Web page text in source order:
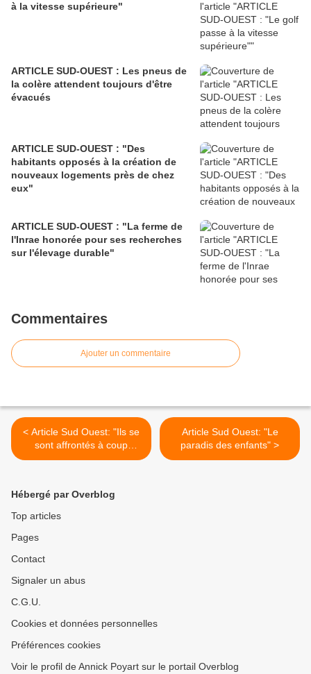
à la vitesse supérieure"
ARTICLE SUD-OUEST : Les pneus de
la colère attendent toujours d'être
évacués
ARTICLE SUD-OUEST : "Des
habitants opposés à la création de
nouveaux logements près de chez
eux"
ARTICLE SUD-OUEST : "La ferme de
l'Inrae honorée pour ses recherches
sur l'élevage durable"
Commentaires
Ajouter un commentaire
< Article Sud Ouest: "Ils se
sont affrontés à coup
d'impro"
Article Sud Ouest: "Le
paradis des enfants" >
Hébergé par Overblog
Top articles
Pages
Contact
Signaler un abus
C.G.U.
Cookies et données personnelles
Préférences cookies
Voir le profil de Annick Poyart sur le portail Overblog